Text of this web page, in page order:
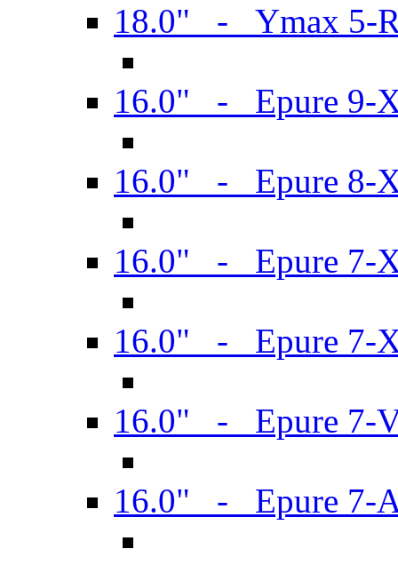
18.0" - Ymax 5-
16.0" - Epure 9-
16.0" - Epure 8-
16.0" - Epure 7-
16.0" - Epure 7-
16.0" - Epure 7-
16.0" - Epure 7-